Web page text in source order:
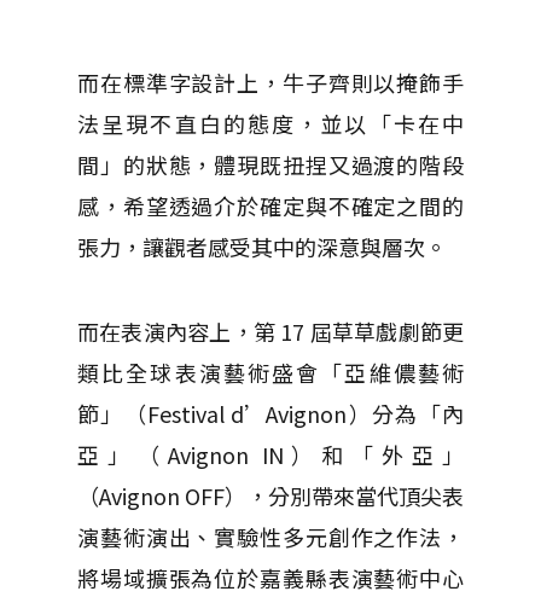
而在標準字設計上，牛子齊則以掩飾手
法呈現不直白的態度，並以「卡在中
間」的狀態，體現既扭捏又過渡的階段
感，希望透過介於確定與不確定之間的
張力，讓觀者感受其中的深意與層次。
而在表演內容上，第 17 屆草草戲劇節更
類比全球表演藝術盛會「亞維儂藝術
節」（Festival d’Avignon）分為「內
亞」（Avignon IN）和「外亞」
（Avignon OFF），分別帶來當代頂尖表
演藝術演出、實驗性多元創作之作法，
將場域擴張為位於嘉義縣表演藝術中心